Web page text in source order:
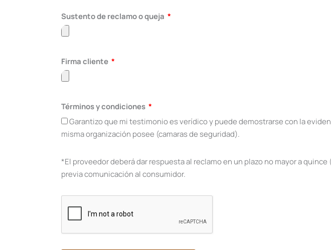
Sustento de reclamo o queja
Firma cliente
Términos y condiciones
Garantizo que mi testimonio es verídico y puede demostrarse con la
misma organización posee (camaras de seguridad).
*El proveedor deberá dar respuesta al reclamo en un plazo no mayor a
previa comunicación al consumidor.